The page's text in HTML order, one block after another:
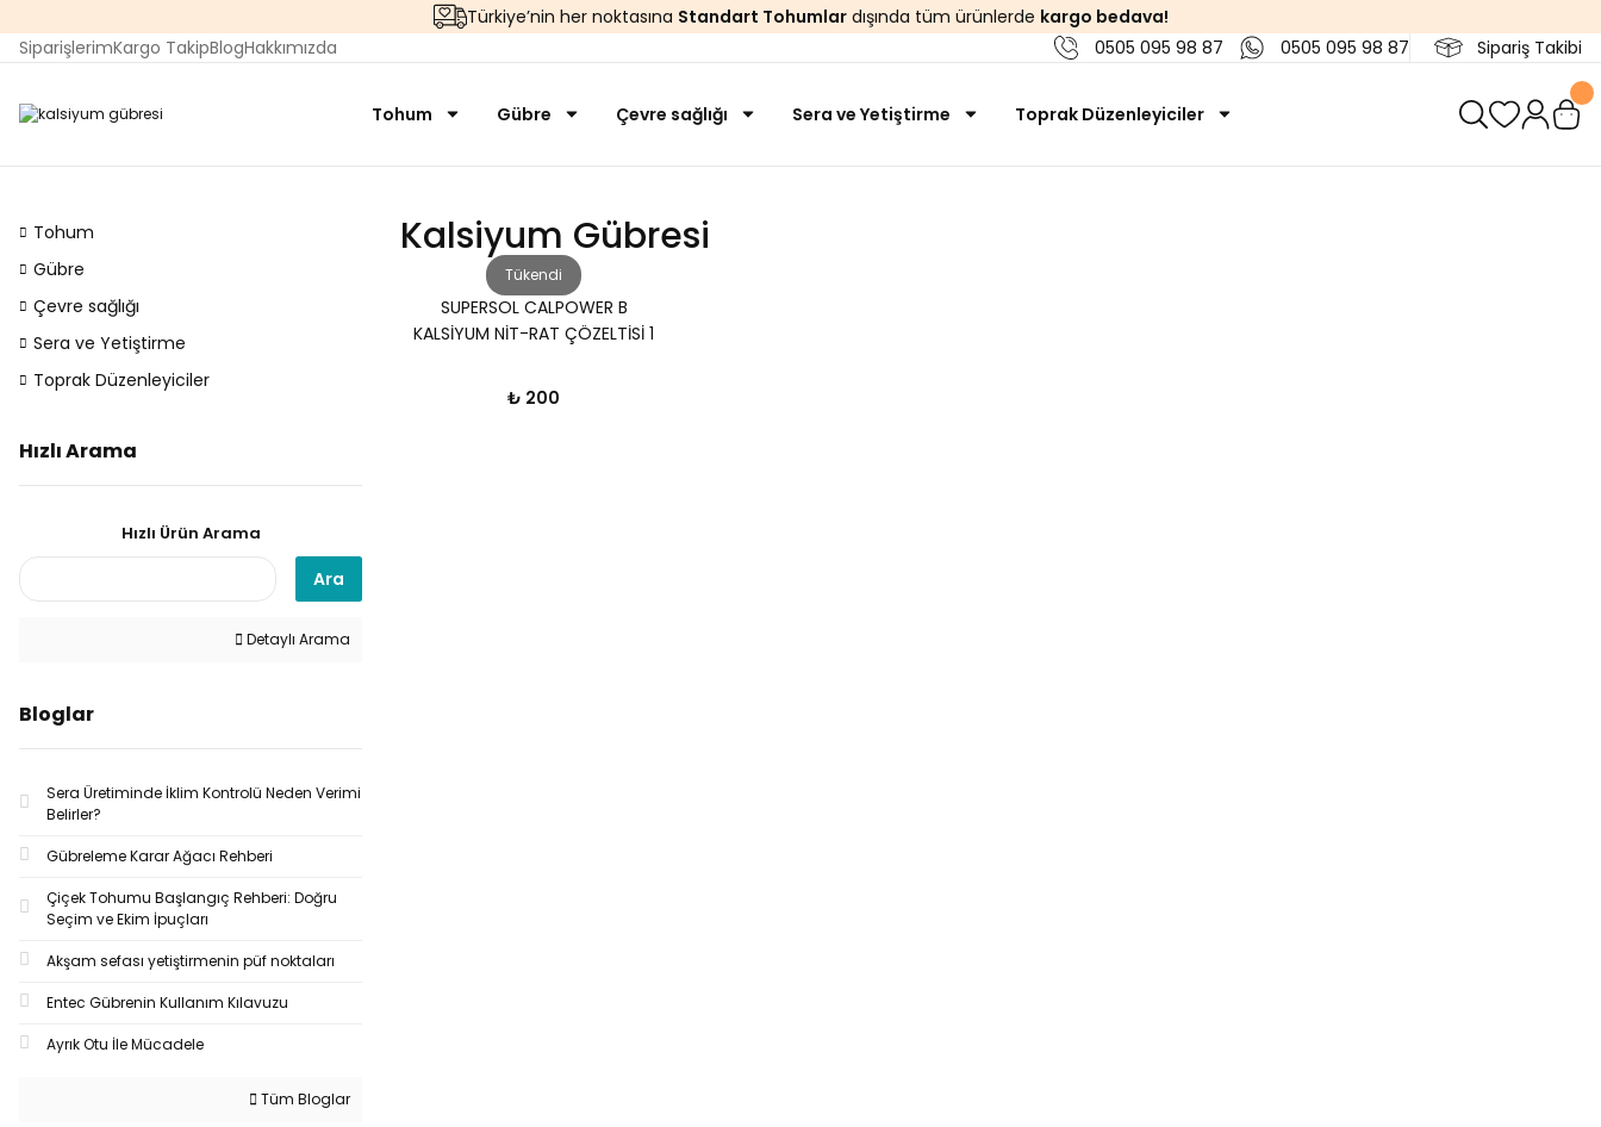
Türkiye’nin her noktasına Standart Tohumlardışında tüm ürünlerde kargo bedava!
SiparişlerimKargo TakipBlogHakkımızda 0505 095 98 87 0505 095 98 87 Sipariş Takibi
Tohum Gübre Çevre sağlığı Sera ve Yetiştirme Toprak Düzenleyiciler
Tohum
Gübre
Çevre sağlığı
Sera ve Yetiştirme
Toprak Düzenleyiciler
Hızlı Arama
Hızlı Ürün Arama
Ara
Detaylı Arama
Bloglar
Sera Üretiminde İklim Kontrolü Neden Verimi
Belirler?
Gübreleme Karar Ağacı Rehberi
Çiçek Tohumu Başlangıç Rehberi: Doğru
Seçim ve Ekim İpuçları
Akşam sefası yetiştirmenin püf noktaları
Entec Gübrenin Kullanım Kılavuzu
Ayrık Otu İle Mücadele
Tüm Bloglar
Kalsiyum Gübresi
Tükendi
SUPERSOL CALPOWER B
KALSİYUM NİT-RAT ÇÖZELTİSİ 1
₺ 200